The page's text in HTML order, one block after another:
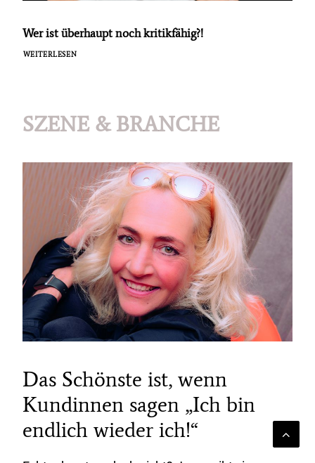
Wer ist überhaupt noch kritikfähig?!
WEITERLESEN
SZENE & BRANCHE
Das Schönste ist, wenn
Kundinnen sagen „Ich bin
endlich wieder ich!“